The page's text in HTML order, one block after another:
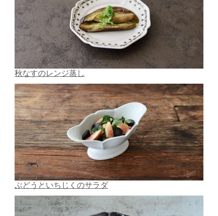
秋なすのレンジ蒸し
ぶどうといちじくのサラダ